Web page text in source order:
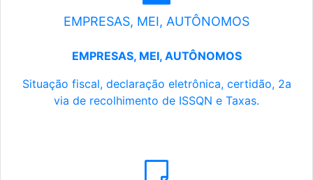
EMPRESAS, MEI, AUTÔNOMOS
EMPRESAS, MEI, AUTÔNOMOS
Situação fiscal, declaração eletrônica, certidão, 2a
via de recolhimento de ISSQN e Taxas.